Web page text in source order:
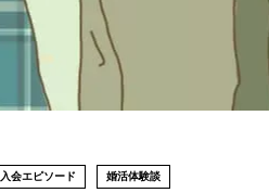
入会エピソード 婚活体験談